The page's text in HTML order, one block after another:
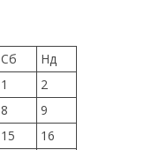
Сб
Нд
1
2
8
9
15
16